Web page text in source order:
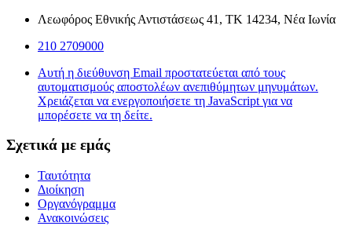
Λεωφόρος Εθνικής Αντιστάσεως 41, ΤΚ 14234, Νέα Ιωνία
210 2709000
Αυτή η διεύθυνση Email προστατεύεται από τους
αυτοματισμούς αποστολέων ανεπιθύμητων μηνυμάτων.
Χρειάζεται να ενεργοποιήσετε τη JavaScript για να
μπορέσετε να τη δείτε.
Σχετικά με εμάς
Ταυτότητα
Διοίκηση
Οργανόγραμμα
Ανακοινώσεις